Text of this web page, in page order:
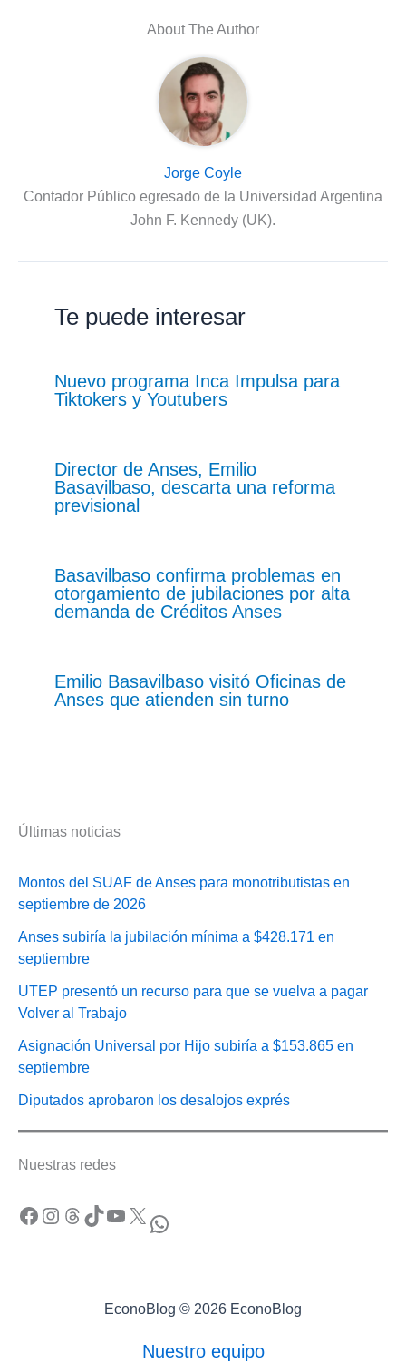
About The Author
Jorge Coyle
Contador Público egresado de la Universidad Argentina
John F. Kennedy (UK).
Te puede interesar
Nuevo programa Inca Impulsa para
Tiktokers y Youtubers
Director de Anses, Emilio
Basavilbaso, descarta una reforma
previsional
Basavilbaso confirma problemas en
otorgamiento de jubilaciones por alta
demanda de Créditos Anses
Emilio Basavilbaso visitó Oficinas de
Anses que atienden sin turno
Últimas noticias
Montos del SUAF de Anses para monotributistas en
septiembre de 2026
Anses subiría la jubilación mínima a $428.171 en
septiembre
UTEP presentó un recurso para que se vuelva a pagar
Volver al Trabajo
Asignación Universal por Hijo subiría a $153.865 en
septiembre
Diputados aprobaron los desalojos exprés
Nuestras redes
Facebook Instagram Threads TikTok YouTube X WhatsApp
EconoBlog © 2026 EconoBlog
Nuestro equipo